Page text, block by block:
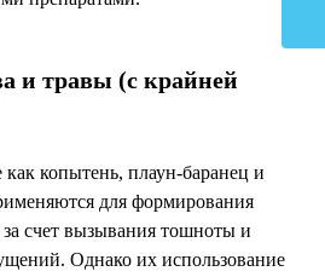
и травы (с крайней
копытень, плаун-баранец и
для формирования
счет вызывания тошноты и
Однако их использование